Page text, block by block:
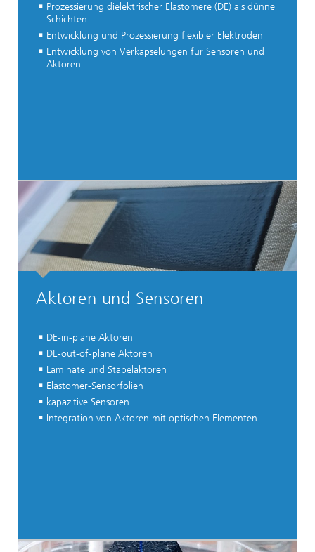
Prozessierung dielektrischer Elastomere (DE) als dünne
Schichten
Entwicklung und Prozessierung flexibler Elektroden
Entwicklung von Verkapselungen für Sensoren und
Aktoren
Aktoren und Sensoren
DE-in-plane Aktoren
DE-out-of-plane Aktoren
Laminate und Stapelaktoren
Elastomer-Sensorfolien
kapazitive Sensoren
Integration von Aktoren mit optischen Elementen